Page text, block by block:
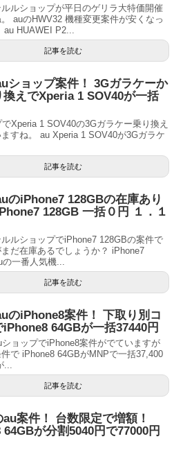
ルショップが平日のゲリラ大特価開催
。 auのHWV32 機種変更案件が安くなっ
au HUAWEI P2...
記事を読む
ショップ案件！ 3Gガラケーか
換えでXperia 1 SOV40が一括
Xperia 1 SOV40の3Gガラケー乗り換え
すね。 au Xperia 1 SOV40が3Gガラケ
記事を読む
のiPhone7 128GBの在庫あり
128GB 一括０円 １．１
ルショップでiPhone7 128GBの案件で
だ在庫あるでしょうか？ iPhone7
の一番人気機...
記事を読む
のiPhone8案件！ 下取り別コ
iPhone8 64GBが一括37440円
ショップでiPhone8案件がでていますが
で iPhone8 64GBがMNPで一括37,400
...
記事を読む
案件！ 台数限定で増額！
が分割5040円で77000円